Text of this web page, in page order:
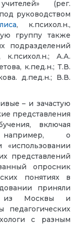
(рег.
руководством
, к.психол.н.,
группу также
подразделений
к.психол.н.; А.А.
к.пед.н.; Т.В.
д.пед.н.; В.В.
– и зачастую
представления
включая
о
представлений
опросник
понятиях в
приняли
из Москвы и
педагогических
с разным